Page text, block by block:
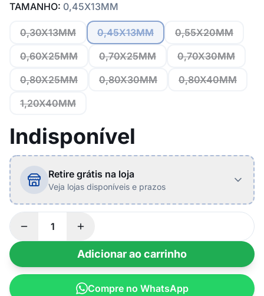
TAMANHO: 0,45X13MM
0,30X13MM 0,45X13MM
0,55X20MM
0,60X25MM
0,70X25MM
0,70X30MM
0,80X25MM
0,80X30MM
0,80X40MM
1,20X40MM
Indisponível
Retire grátis na loja
Veja lojas disponíveis e prazos
Adicionar ao carrinho
Compre no WhatsApp